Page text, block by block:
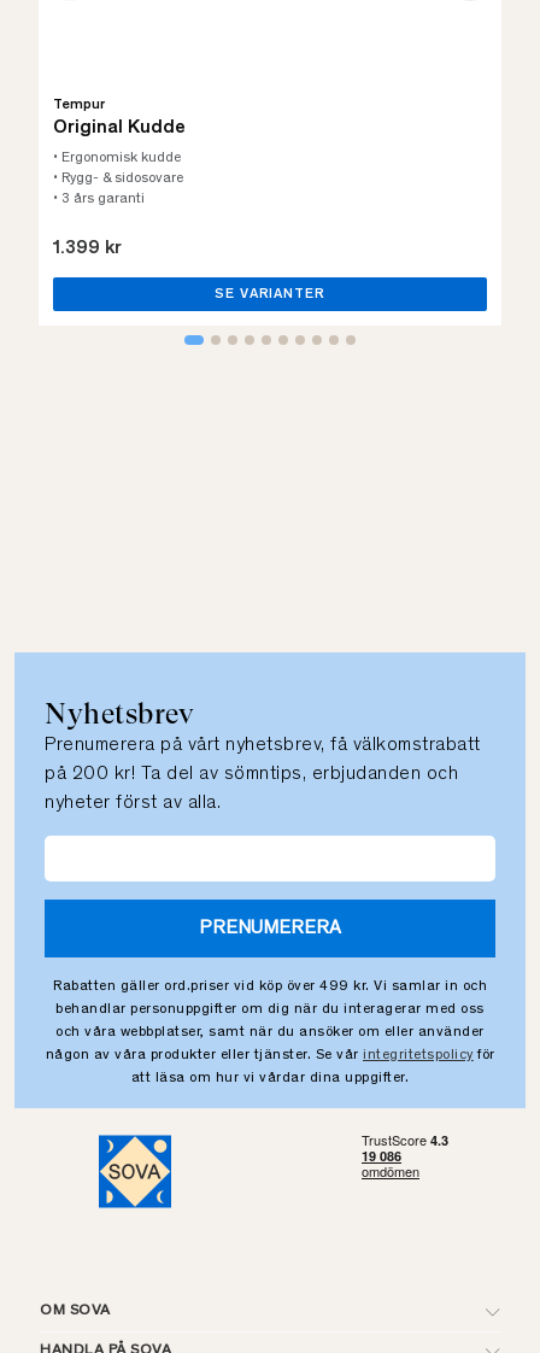
Tempur
Original Kudde
• Ergonomisk kudde
• Rygg- & sidosovare
• 3 års garanti
1.399 kr
SE VARIANTER
Nyhetsbrev
Prenumerera på vårt nyhetsbrev, få välkomstrabatt
på 200 kr! Ta del av sömntips, erbjudanden och
nyheter först av alla.
PRENUMERERA
Rabatten gäller ord.priser vid köp över 499 kr. Vi samlar in och
behandlar personuppgifter om dig när du interagerar med oss
och våra webbplatser, samt när du ansöker om eller använder
någon av våra produkter eller tjänster. Se vår integritetspolicy för
att läsa om hur vi vårdar dina uppgifter.
OM SOVA